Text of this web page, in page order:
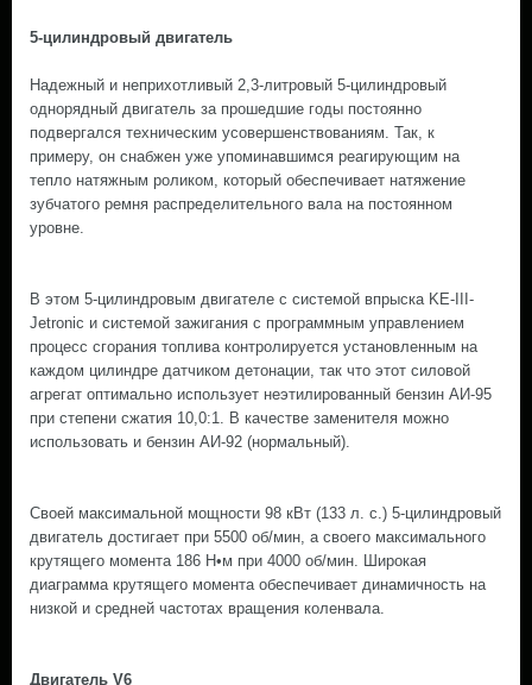
5-цилиндровый двигатель
Надежный и неприхотливый 2,3-литровый 5-цилиндровый
однорядный двигатель за прошедшие годы постоянно
подвергался техническим усовершенствованиям. Так, к
примеру, он снабжен уже упоминавшимся реагирующим на
тепло натяжным роликом, который обеспечивает натяжение
зубчатого ремня распределительного вала на постоянном
уровне.
В этом 5-цилиндровым двигателе с системой впрыска KE-III-
Jetronic и системой зажигания с программным управлением
процесс сгорания топлива контролируется установленным на
каждом цилиндре датчиком детонации, так что этот силовой
агрегат оптимально использует неэтилированный бензин АИ-95
при степени сжатия 10,0:1. В качестве заменителя можно
использовать и бензин АИ-92 (нормальный).
Своей максимальной мощности 98 кВт (133 л. с.) 5-цилиндровый
двигатель достигает при 5500 об/мин, а своего максимального
крутящего момента 186 Н•м при 4000 об/мин. Широкая
диаграмма крутящего момента обеспечивает динамичность на
низкой и средней частотах вращения коленвала.
Двигатель V6